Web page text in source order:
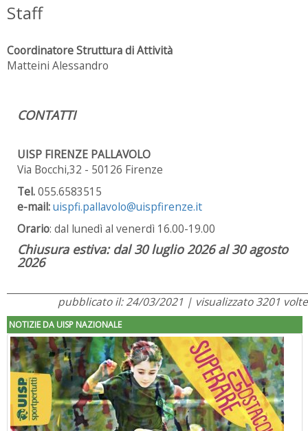
Staff
Coordinatore Struttura di Attività
Matteini Alessandro
CONTATTI
UISP FIRENZE PALLAVOLO
Via Bocchi,32 - 50126 Firenze
Tel.055.6583515
e-mail:uispfi.pallavolo@uispfirenze.it
Orario: dal lunedì al venerdì 16.00-19.00
Chiusura estiva: dal 30 luglio 2026 al 30 agosto
2026
pubblicato il: 24/03/2021 | visualizzato 3201 volte
NOTIZIE DA UISP NAZIONALE